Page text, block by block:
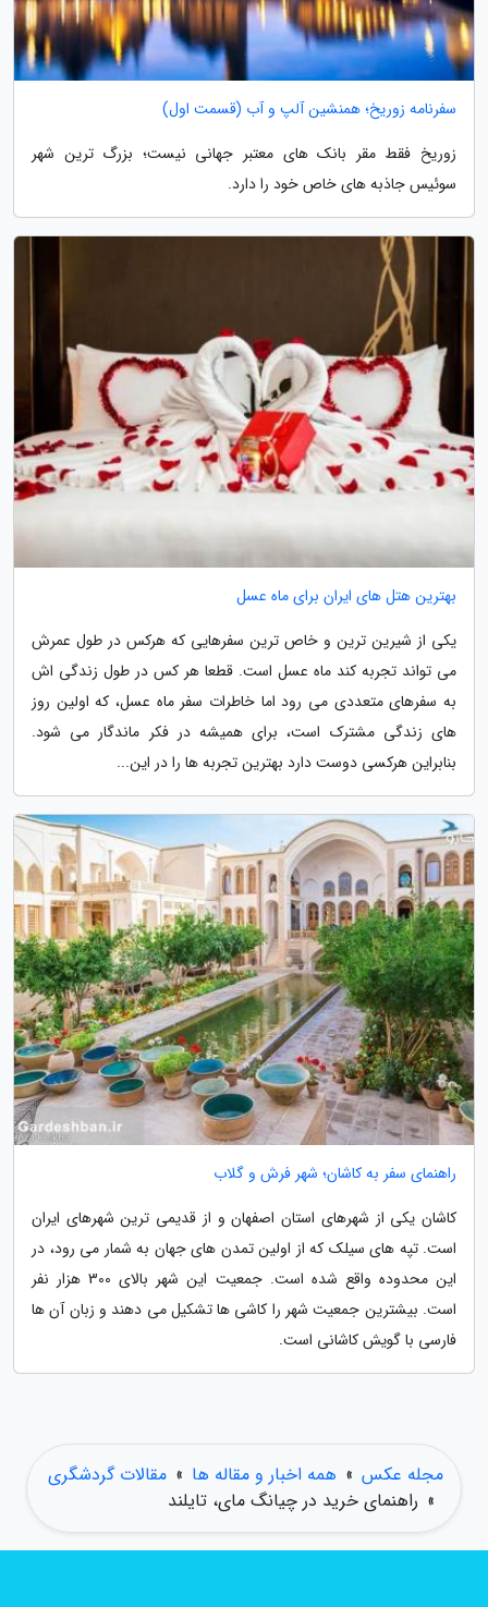
سفرنامه زوریخ؛ همنشین آلپ و آب (قسمت اول)
زوریخ فقط مقر بانک های معتبر جهانی نیست؛ بزرگ ترین شهر
سوئیس جاذبه های خاص خود را دارد.
بهترین هتل های ایران برای ماه عسل
یکی از شیرین ترین و خاص ترین سفرهایی که هرکس در طول عمرش
می تواند تجربه کند ماه عسل است. قطعا هر کس در طول زندگی اش
به سفرهای متعددی می رود اما خاطرات سفر ماه عسل، که اولین روز
های زندگی مشترک است، برای همیشه در فکر ماندگار می شود.
بنابراین هرکسی دوست دارد بهترین تجربه ها را در این...
راهنمای سفر به کاشان؛ شهر فرش و گلاب
کاشان یکی از شهرهای استان اصفهان و از قدیمی ترین شهرهای ایران
است. تپه های سیلک که از اولین تمدن های جهان به شمار می رود، در
این محدوده واقع شده است. جمعیت این شهر بالای 300 هزار نفر
است. بیشترین جمعیت شهر را کاشی ها تشکیل می دهند و زبان آن ها
فارسی با گویش کاشانی است.
مجله عکس » همه اخبار و مقاله ها » مقالات گردشگری
» راهنمای خرید در چیانگ مای، تایلند